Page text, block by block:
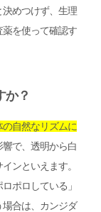
めつけず、生理
を使って確認す
か？
自然なリズムに
で、透明から白
ンといえます。
ポロしている」
場合は、カンジダ